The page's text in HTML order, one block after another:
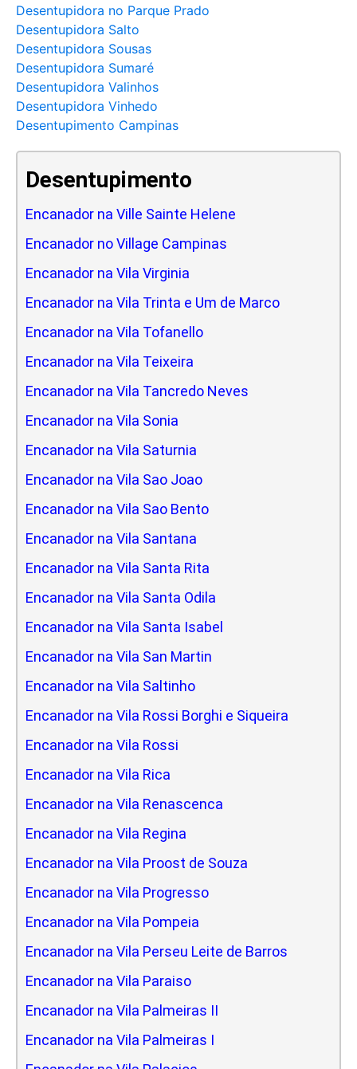
Desentupidora no Parque Prado
Desentupidora Salto
Desentupidora Sousas
Desentupidora Sumaré
Desentupidora Valinhos
Desentupidora Vinhedo
Desentupimento Campinas
Desentupimento
Encanador na Ville Sainte Helene
Encanador no Village Campinas
Encanador na Vila Virginia
Encanador na Vila Trinta e Um de Marco
Encanador na Vila Tofanello
Encanador na Vila Teixeira
Encanador na Vila Tancredo Neves
Encanador na Vila Sonia
Encanador na Vila Saturnia
Encanador na Vila Sao Joao
Encanador na Vila Sao Bento
Encanador na Vila Santana
Encanador na Vila Santa Rita
Encanador na Vila Santa Odila
Encanador na Vila Santa Isabel
Encanador na Vila San Martin
Encanador na Vila Saltinho
Encanador na Vila Rossi Borghi e Siqueira
Encanador na Vila Rossi
Encanador na Vila Rica
Encanador na Vila Renascenca
Encanador na Vila Regina
Encanador na Vila Proost de Souza
Encanador na Vila Progresso
Encanador na Vila Pompeia
Encanador na Vila Perseu Leite de Barros
Encanador na Vila Paraiso
Encanador na Vila Palmeiras II
Encanador na Vila Palmeiras I